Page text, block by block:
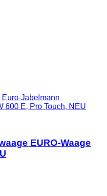
Euro-Jabelmann
600 E, Pro Touch, NEU
EURO-Waage